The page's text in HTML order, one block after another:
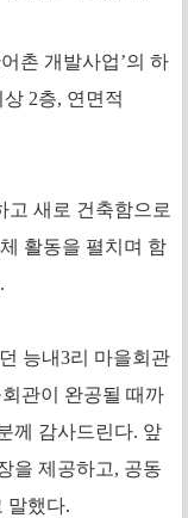
촌 개발사업’의 하
2층, 연면적
고 새로 건축함으로
활동을 펼치며 함
능내3리 마을회관
관이 완공될 때까
께 감사드린다. 앞
을 제공하고, 공동
말했다.